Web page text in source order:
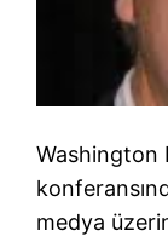
Washington
medya